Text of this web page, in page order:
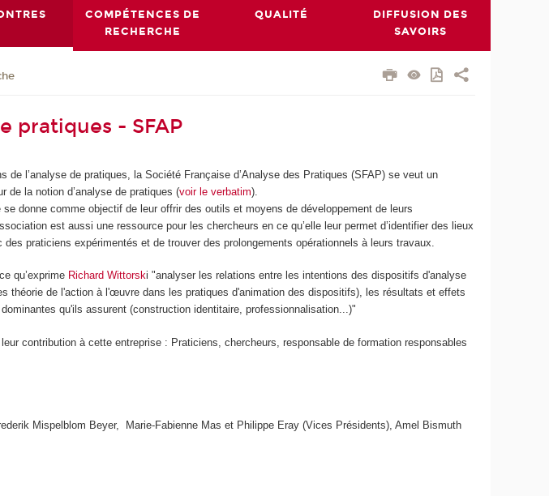
COMPÉTENCES DE
RECHERCHE
QUALITÉ
DIFFUSION DES
SAVOIRS
pratiques - SFAP
de l’analyse de pratiques, la Société Française d’Analyse des Pratiques (SFAP) se veut un
de la notion d’analyse de pratiques (voir le verbatim).
donne comme objectif de leur offrir des outils et moyens de développement de leurs
est aussi une ressource pour les chercheurs en ce qu’elle leur permet d’identifier des lieux
praticiens expérimentés et de trouver des prolongements opérationnels à leurs travaux.
qu’exprime Richard Wittorski"analyser les relations entre les intentions des dispositifs d'analyse
théorie de l'action à l'œuvre dans les pratiques d'animation des dispositifs), les résultats et effets
qu'ils assurent (construction identitaire, professionnalisation...)"
contribution à cette entreprise : Praticiens, chercheurs, responsable de formation responsables
Mispelblom Beyer, Marie-Fabienne Mas et Philippe Eray (Vices Présidents), Amel Bismuth